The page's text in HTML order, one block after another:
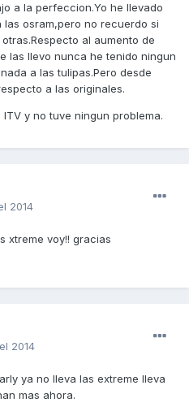
a la perfeccion.Yo he llevado
osram,pero no recuerdo si
al aumento de
las llevo nunca he tenido ningun
a las tulipas.Pero desde
a las originales.
y no tuve ningun problema.
2014
xtreme voy!! gracias
2014
ya no lleva las extreme lleva
mas ahora.